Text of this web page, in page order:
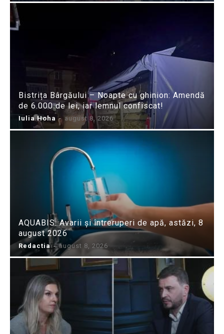
Bistrița Bârgăului – Noapte cu ghinion: Amendă
de 6.000 de lei, iar lemnul confiscat!
Iulia Hoha - august 8, 2026
AQUABIS: Avarii și întreruperi de apă, astăzi, 8
august 2026
Redactia - august 8, 2026